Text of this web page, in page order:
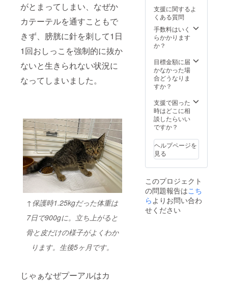
がとまってしまい、なぜか
カテーテルを通すこともで
きず、膀胱に針を刺して1日
1回おしっこを強制的に抜か
ないと生きられない状況に
なってしまいました。
↑保護時1.25kgだった体重は
7日で900gに。立ち上がると
骨と皮だけの様子がよくわか
ります。生後5ヶ月です。
じゃぁなぜプーアルはカ
プリン
トしま
す。 ※
感謝状
は保護
るわた
しがデ
ザイン
して厚
リント
しま
す。
支援に関するよ
くある質問
手数料はいく
らかかります
か？
目標金額に届
かなかった場
合どうなりま
すか？
支援で困った
時はどこに相
談したらいい
ですか？
ヘルプページを
見る
このプロジェクト
の問題報告はこち
ら よりお問い合わ
せください